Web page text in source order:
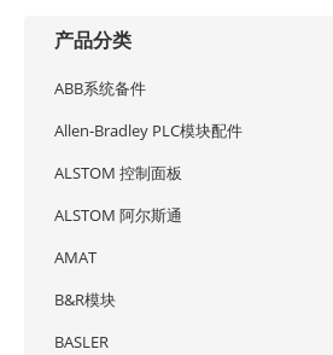
产品分类
ABB系统备件
Allen-Bradley PLC模块配件
ALSTOM 控制面板
ALSTOM 阿尔斯通
AMAT
B&R模块
BASLER